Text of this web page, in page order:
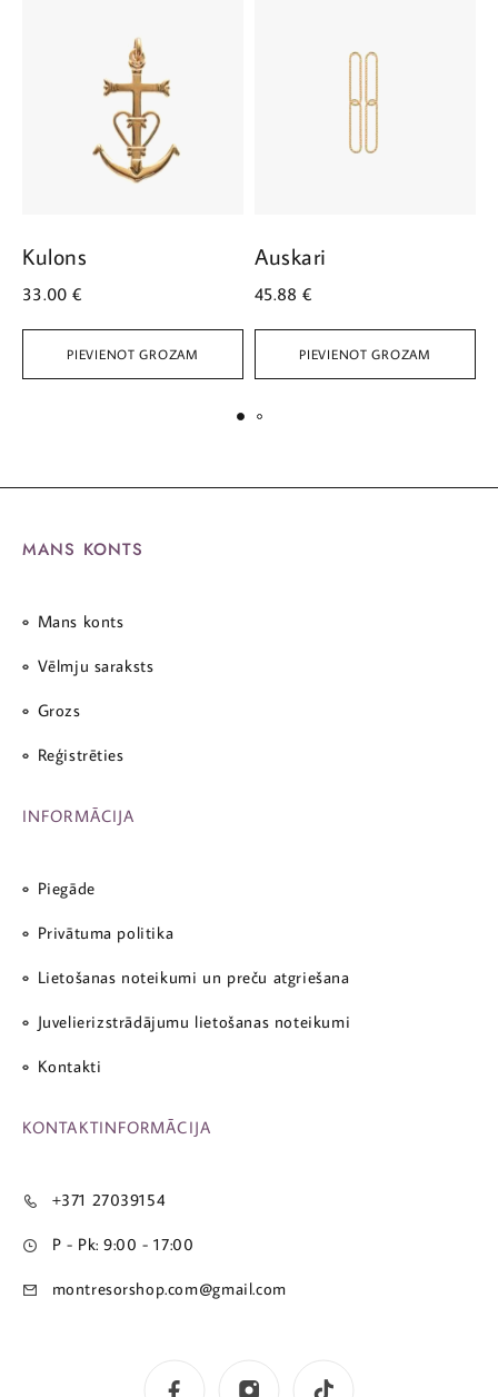
PIEVIENOT GROZAM
Kulons
33.00 €
PIEVIENOT GROZAM
Auskari
45.88 €
MANS KONTS
Mans konts
Vēlmju saraksts
Grozs
Reģistrēties
INFORMĀCIJA
Piegāde
Privātuma politika
Lietošanas noteikumi un preču atgriešana
Juvelierizstrādājumu lietošanas noteikumi
Kontakti
KONTAKTINFORMĀCIJA
+371 27039154
P - Pk: 9:00 - 17:00
montresorshop.com@gmail.com